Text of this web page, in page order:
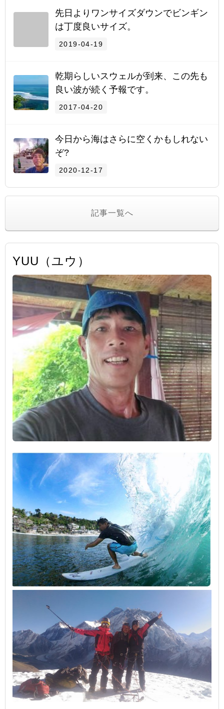
先日よりワンサイズダウンでビンギン
は丁度良いサイズ。
2019-04-19
乾期らしいスウェルが到来、この先も
良い波が続く予報です。
2017-04-20
今日から海はさらに空くかもしれない
ぞ?
2020-12-17
記事一覧へ
YUU（ユウ）